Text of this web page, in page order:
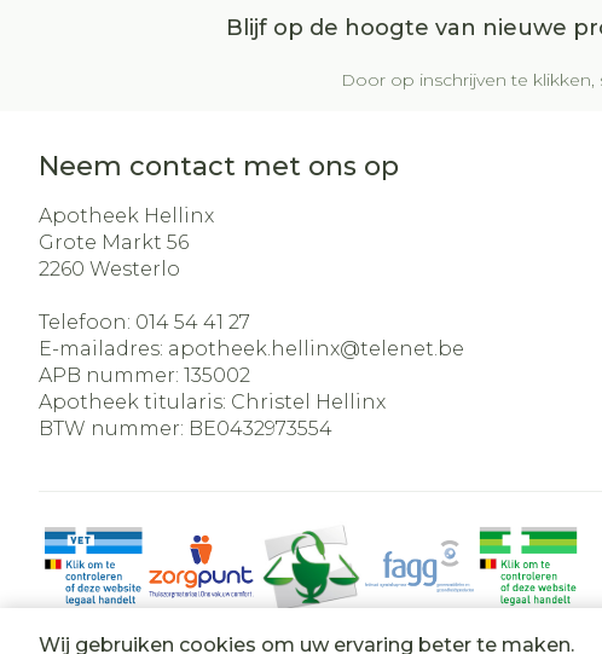
Wij gebruiken cookies om uw ervaring beter te maken.
Blijf op de hoogte van nieuwe
Door op inschrijven te
Neem contact met ons op
Apotheek Hellinx
Grote Markt 56
2260 Westerlo
Telefoon: 014 54 41 27
E-mailadres: apotheek.hellinx@telenet.be
APB nummer: 135002
Apotheek titularis: Christel Hellinx
BTW nummer: BE0432973554